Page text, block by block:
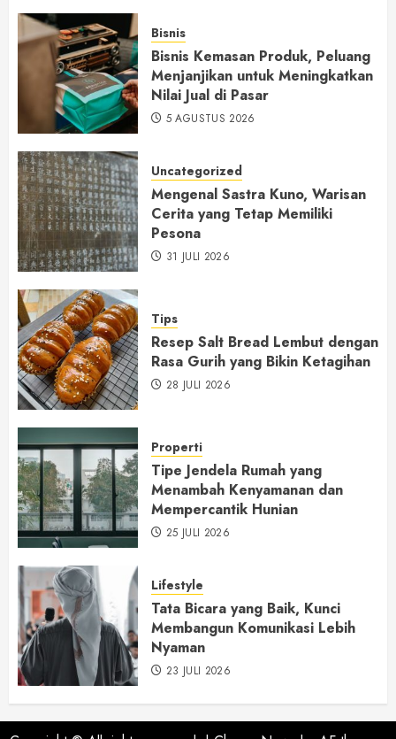
Bisnis
Bisnis Kemasan Produk, Peluang
Menjanjikan untuk Meningkatkan
Nilai Jual di Pasar
5 AGUSTUS 2026
Uncategorized
Mengenal Sastra Kuno, Warisan
Cerita yang Tetap Memiliki
Pesona
31 JULI 2026
Tips
Resep Salt Bread Lembut dengan
Rasa Gurih yang Bikin Ketagihan
28 JULI 2026
Properti
Tipe Jendela Rumah yang
Menambah Kenyamanan dan
Mempercantik Hunian
25 JULI 2026
Lifestyle
Tata Bicara yang Baik, Kunci
Membangun Komunikasi Lebih
Nyaman
23 JULI 2026